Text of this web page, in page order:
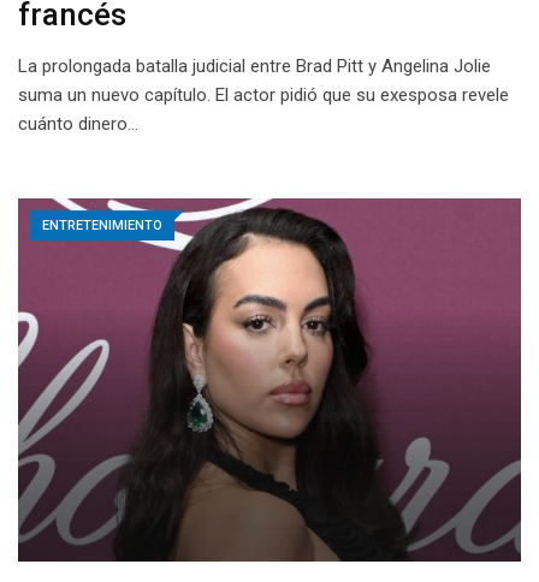
francés
La prolongada batalla judicial entre Brad Pitt y Angelina Jolie
suma un nuevo capítulo. El actor pidió que su exesposa revele
cuánto dinero…
ENTRETENIMIENTO